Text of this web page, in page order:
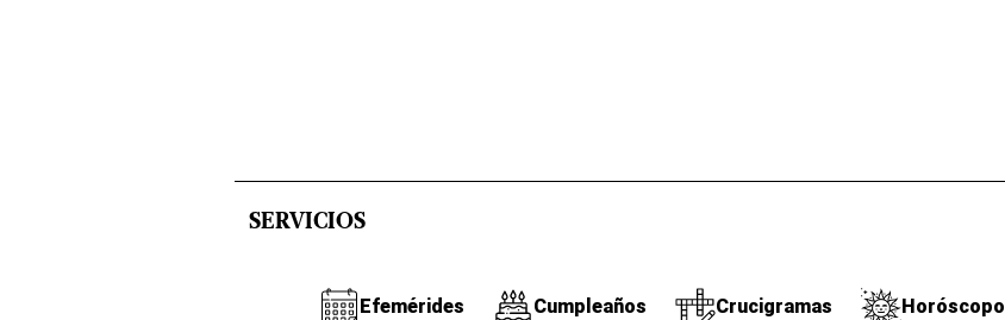
SERVICIOS
Efemérides Cumpleaños Crucigramas Horóscopo